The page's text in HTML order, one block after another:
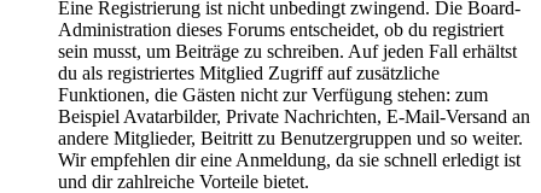
Eine Registrierung ist nicht unbedingt zwingend. Die Board-
Administration dieses Forums entscheidet, ob du registriert
sein musst, um Beiträge zu schreiben. Auf jeden Fall erhältst
du als registriertes Mitglied Zugriff auf zusätzliche
Funktionen, die Gästen nicht zur Verfügung stehen: zum
Beispiel Avatarbilder, Private Nachrichten, E-Mail-Versand an
andere Mitglieder, Beitritt zu Benutzergruppen und so weiter.
Wir empfehlen dir eine Anmeldung, da sie schnell erledigt ist
und dir zahlreiche Vorteile bietet.